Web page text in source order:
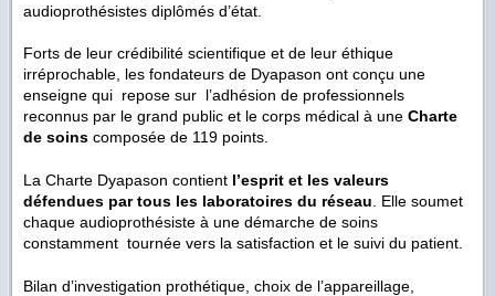
audioprothésistes diplômés d’état.
Forts de leur crédibilité scientifique et de leur éthique
irréprochable, les fondateurs de Dyapason ont conçu une
enseigne qui repose sur l’adhésion de professionnels
reconnus par le grand public et le corps médical à une Charte
de soins composée de 119 points.
La Charte Dyapason contient l’esprit et les valeurs
défendues par tous les laboratoires du réseau . Elle soumet
chaque audioprothésiste à une démarche de soins
constamment tournée vers la satisfaction et le suivi du patient.
Bilan d’investigation prothétique, choix de l’appareillage,